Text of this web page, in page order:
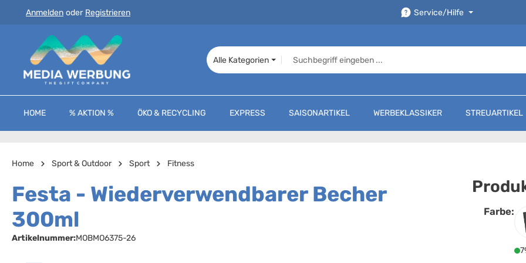
Hauptinhalt springen
Zur Suche springen
Zur Hauptnavigation springen
Anmelden oder Registrieren Service/Hilfe
Alle Kategorien
HOME % AKTION % ÖKO & RECYCLING EXPRESS SAISONARTIKEL WERBEKLASSIKER STREUARTIKEL
Home Sport & Outdoor Sport Fitness
Festa - Wiederverwendbarer Becher
300ml
Artikelnummer:MOBMO6375-26
Farbe: